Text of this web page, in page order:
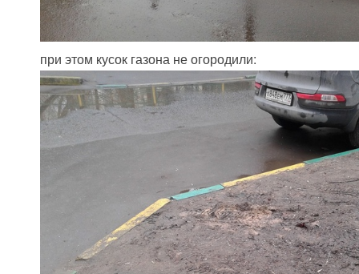
при этом кусок газона не огородили: